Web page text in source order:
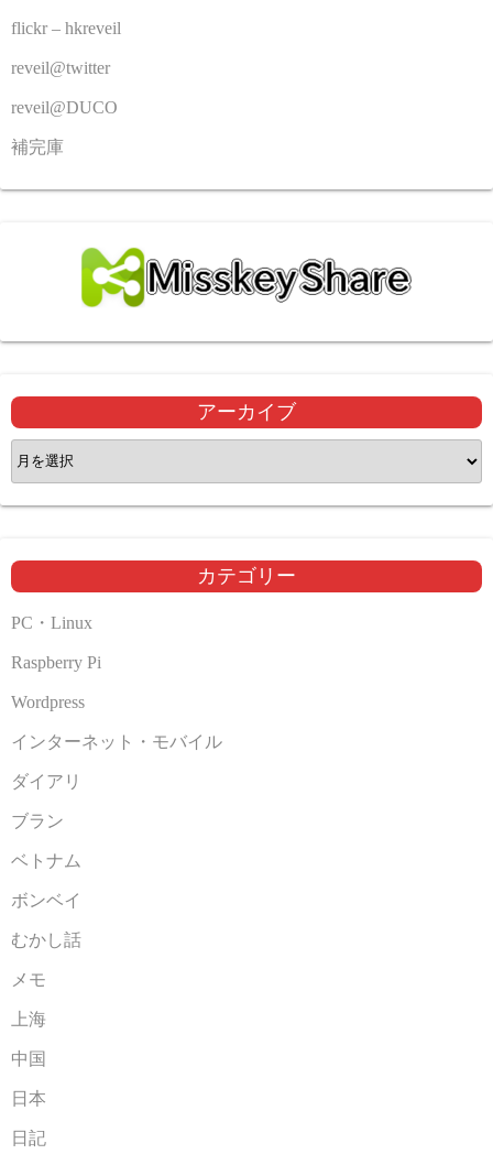
flickr – hkreveil
reveil@twitter
reveil@DUCO
補完庫
アーカイブ
ア
ー
カ
ブ
カテゴリー
PC・Linux
Raspberry Pi
Wordpress
インターネット・モバイル
ダイアリ
ブラン
ベトナム
ボンベイ
むかし話
メモ
上海
中国
日本
日記